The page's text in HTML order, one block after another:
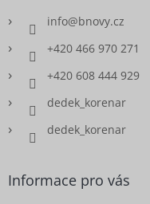
info@bnovy.cz
+420 466 970 271
+420 608 444 929
dedek_korenar
dedek_korenar
Informace pro vás